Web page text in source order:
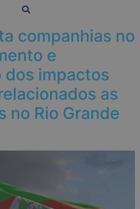
companhias no
e
dos impactos
as
no Rio Grande